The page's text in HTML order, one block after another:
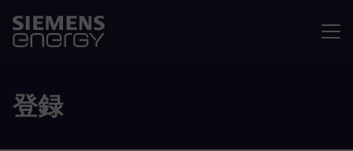
登録